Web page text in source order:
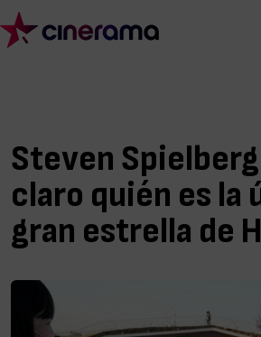
Steven
claro quién es la
gran estrella de